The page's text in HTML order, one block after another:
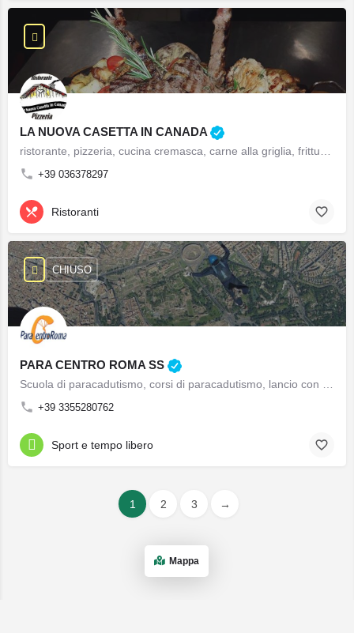
LA NUOVA CASETTA IN CANADA
+39 036378297
Ristoranti
PARA CENTRO ROMA SS
+39 3355280762
CHIUSO
Sport e tempo libero
1 2 3 →
Mappa